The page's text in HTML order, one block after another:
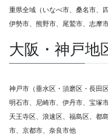
重県全域（いなべ市、桑名市、
伊勢市、熊野市、尾鷲市、志摩
大阪・神戸地
神戸市（垂水区・須磨区・長田
明石市、尼崎市、伊丹市、宝塚
天王寺区、浪速区、福島区、都
市、京都市、奈良市他